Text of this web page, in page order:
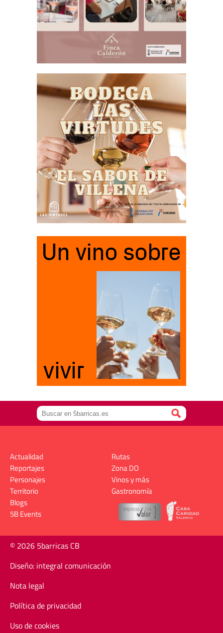
Actualidad
Reportajes
Personajes
Territorio
Rutas
Zona DO
Vinos y más
Gastronomía
Blogs
5B Events
© 2026 5barricas CB
Diseño: integral comunicación
Nota legal
Política de privacidad
Uso de cookies